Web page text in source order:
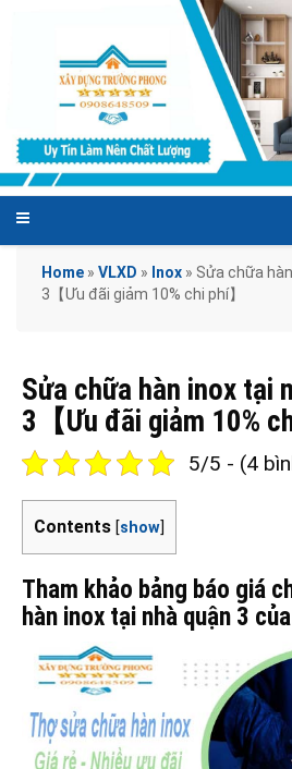
Home » VLXD » Inox » Sửa chữa
3【Ưu đãi giảm 10% chi phí】
Sửa chữa hàn inox tại
3【Ưu đãi giảm 10%
5/5 - (4
Contents [show]
Tham khảo bảng báo giá
hàn inox tại nhà quận 3